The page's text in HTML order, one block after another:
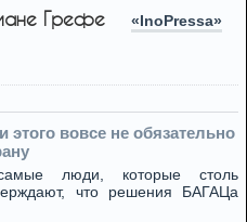
Грефе
«InoPressa»
этого вовсе не обязательно
люди, которые столь
что решения БАГАЦа